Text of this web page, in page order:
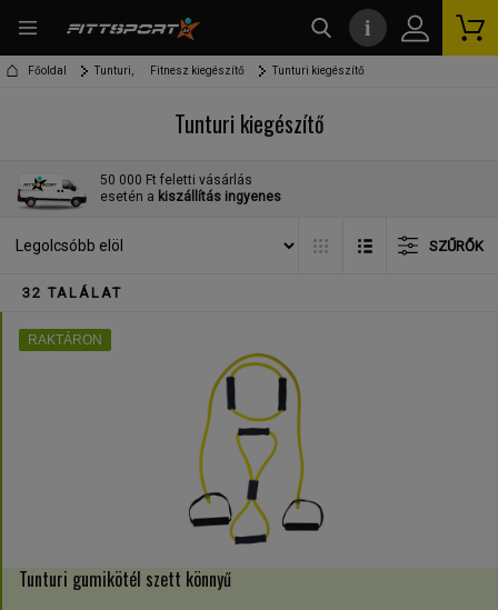
Főoldal Tunturi, Fitnesz kiegészítő Tunturi kiegészítő
Tunturi kiegészítő
50 000 Ft feletti vásárlás
esetén a kiszállítás ingyenes
SZŰRŐK
32 TALÁLAT
Tunturi gumikötél szett könnyű
RAKTÁRON
i
kereső